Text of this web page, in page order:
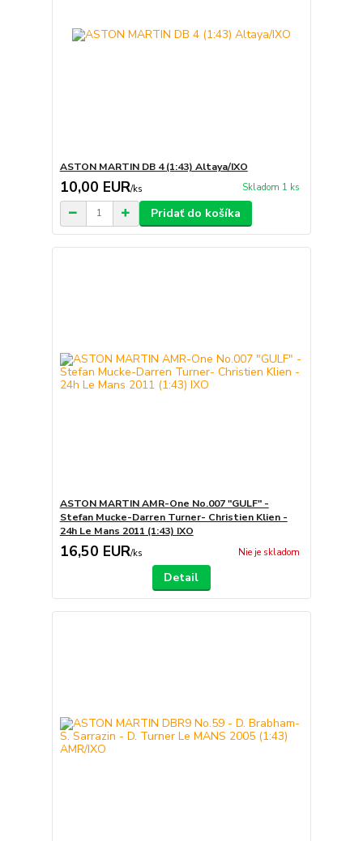
ASTON MARTIN DB 4 (1:43) Altaya/IXO
10,00 EUR/ks Skladom 1 ks
Pridať do košíka
ASTON MARTIN AMR-One No.007 "GULF" -
Stefan Mucke-Darren Turner- Christien Klien -
24h Le Mans 2011 (1:43) IXO
16,50 EUR/ks Nie je skladom
Detail